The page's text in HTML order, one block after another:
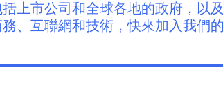
上市公司和全球各地的政府，以
、互聯網和技術，快來加入我們的